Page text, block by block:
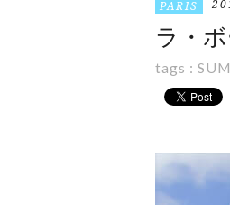
PARIS
ラ・
tags :